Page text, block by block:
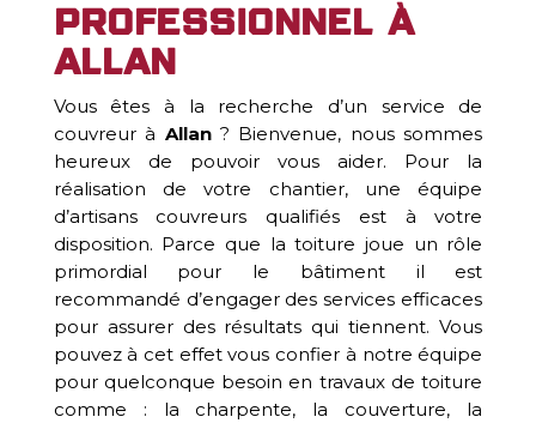
Professionnel à
Allan
Vous êtes à la recherche d’un service de
couvreur à Allan? Bienvenue, nous sommes
heureux de pouvoir vous aider. Pour la
réalisation de votre chantier, une équipe
d’artisans couvreurs qualifiés est à votre
disposition. Parce que la toiture joue un rôle
primordial pour le bâtiment il est
recommandé d’engager des services efficaces
pour assurer des résultats qui tiennent. Vous
pouvez à cet effet vous confier à notre équipe
pour quelconque besoin en travaux de toiture
comme : la charpente, la couverture, la